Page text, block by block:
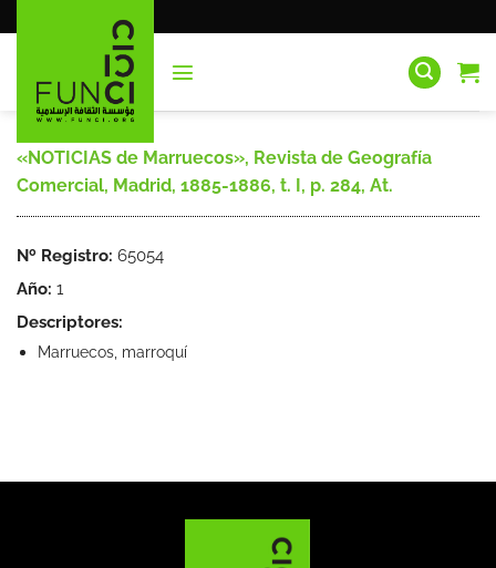
al
«NOTICIAS de Marruecos», Revista de Geografía
Comercial, Madrid, 1885-1886, t. I, p. 284, At.
Nº Registro: 65054
Año: 1
Descriptores:
Marruecos, marroquí